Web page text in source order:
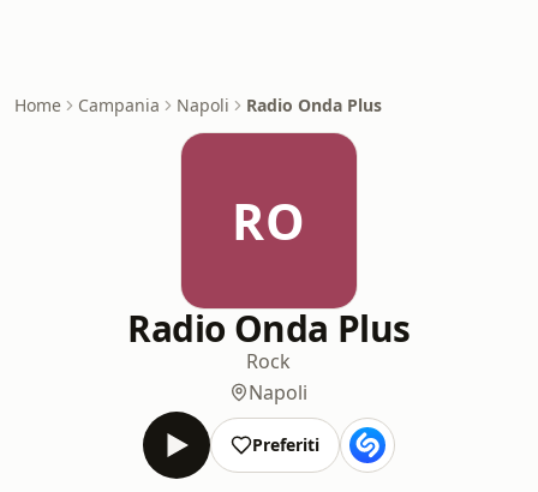
Home Campania Napoli Radio Onda Plus
RO
Radio Onda Plus
Rock
Napoli
Preferiti